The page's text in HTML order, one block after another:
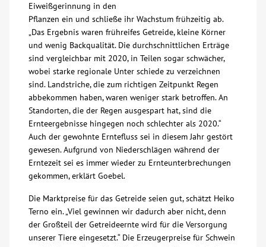
Eiweißgerinnung in den
Pflanzen ein und schließe ihr Wachstum frühzeitig ab.
„Das Ergebnis waren frühreifes Getreide, kleine Körner
und wenig Backqualität. Die durchschnittlichen Erträge
sind vergleichbar mit 2020, in Teilen sogar schwächer,
wobei starke regionale Unter schiede zu verzeichnen
sind. Landstriche, die zum richtigen Zeitpunkt Regen
abbekommen haben, waren weniger stark betroffen. An
Standorten, die der Regen ausgespart hat, sind die
Ernteergebnisse hingegen noch schlechter als 2020.“
Auch der gewohnte Erntefluss sei in diesem Jahr gestört
gewesen. Aufgrund von Niederschlägen während der
Erntezeit sei es immer wieder zu Ernteunterbrechungen
gekommen, erklärt Goebel.
Die Marktpreise für das Getreide seien gut, schätzt Heiko
Terno ein. „Viel gewinnen wir dadurch aber nicht, denn
der Großteil der Getreideernte wird für die Versorgung
unserer Tiere eingesetzt.“ Die Erzeugerpreise für Schwein